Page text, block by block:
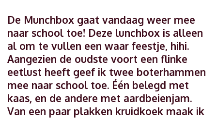
De Munchbox gaat vandaag weer mee
naar school toe! Deze lunchbox is alleen
al om te vullen een waar feestje, hihi.
Aangezien de oudste voort een flinke
eetlust heeft geef ik twee boterhammen
mee naar school toe. Één belegd met
kaas, en de andere met aardbeienjam.
Van een paar plakken kruidkoek maak ik